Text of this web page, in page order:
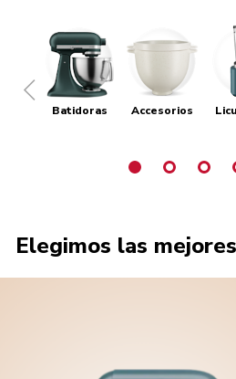
Batidoras Accesorios
Elegimos las